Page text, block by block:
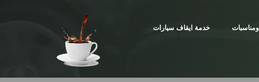
خدمة ايقاف سيارات